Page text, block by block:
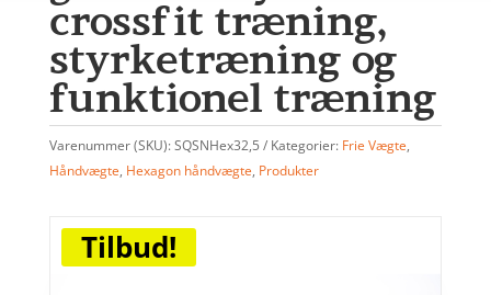
crossfit træning,
styrketræning og
funktionel træning
Varenummer (SKU):SQSNHex32,5 Kategorier: Frie Vægte,
Håndvægte, Hexagon håndvægte, Produkter
Tilbud!